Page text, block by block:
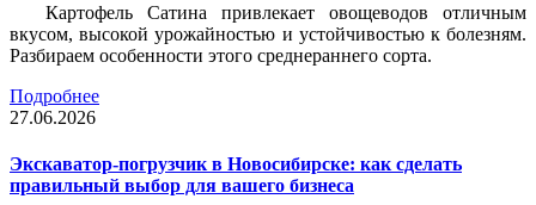
Картофель Сатина привлекает овощеводов отличным
вкусом, высокой урожайностью и устойчивостью к болезням.
Разбираем особенности этого среднераннего сорта.
Подробнее
27.06.2026
Экскаватор-погрузчик в Новосибирске: как сделать
правильный выбор для вашего бизнеса